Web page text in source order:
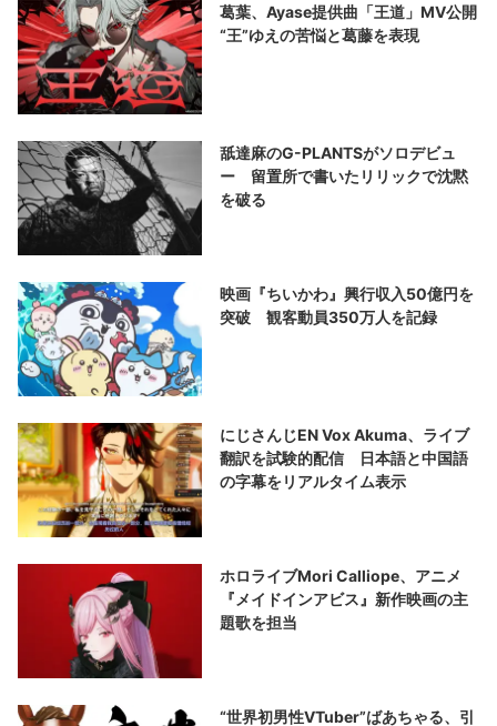
葛葉、Ayase提供曲「王道」MV公開
“王”ゆえの苦悩と葛藤を表現
舐達麻のG-PLANTSがソロデビュ
ー 留置所で書いたリリックで沈黙
を破る
映画『ちいかわ』興行収入50億円を
突破 観客動員350万人を記録
にじさんじEN Vox Akuma、ライブ
翻訳を試験的配信 日本語と中国語
の字幕をリアルタイム表示
ホロライブMori Calliope、アニメ
『メイドインアビス』新作映画の主
題歌を担当
“世界初男性VTuber”ばあちゃる、引